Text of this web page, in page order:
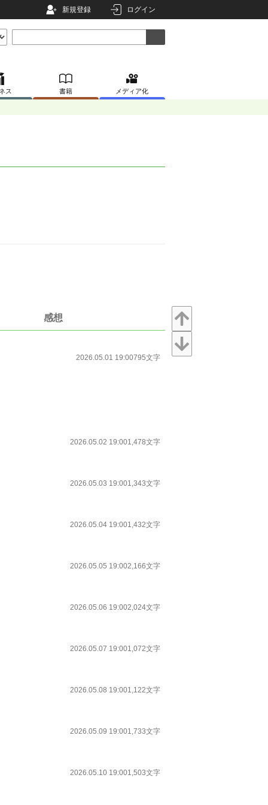
新規登録 ログイン
ス 書籍 メディア化
感想
2026.05.01 19:00795文字
2026.05.02 19:001,478文字
2026.05.03 19:001,343文字
2026.05.04 19:001,432文字
2026.05.05 19:002,166文字
2026.05.06 19:002,024文字
2026.05.07 19:001,072文字
2026.05.08 19:001,122文字
2026.05.09 19:001,733文字
2026.05.10 19:001,503文字